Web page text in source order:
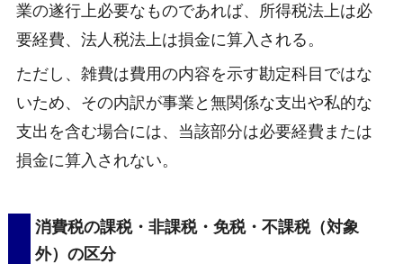
業の遂行上必要なものであれば、所得税法上は必
要経費、法人税法上は損金に算入される。
ただし、雑費は費用の内容を示す勘定科目ではな
いため、その内訳が事業と無関係な支出や私的な
支出を含む場合には、当該部分は必要経費または
損金に算入されない。
消費税の課税・非課税・免税・不課税（対象
外）の区分